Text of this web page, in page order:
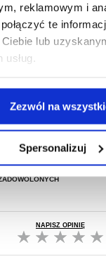
reklamowym i
te
lub
Zezwól na
Spersonalizuj
Gadżety,SmartTech
NAPISZ OPINIĘ